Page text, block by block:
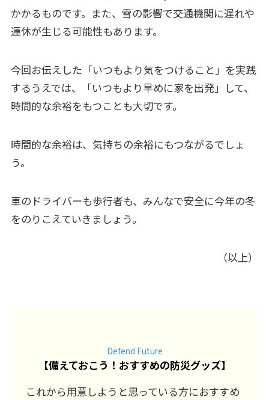
かかるものです。また、雪の影響で交通機関に遅れや
運休が生じる可能性もあります。
今回お伝えした「いつもより気をつけること」を実践
するうえでは、「いつもより早めに家を出発」して、
時間的な余裕をもつことも大切です。
時間的な余裕は、気持ちの余裕にもつながるでしょ
う。
車のドライバーも歩行者も、みんなで安全に今年の冬
をのりこえていきましょう。
（以上）
Defend Future
【備えておこう！おすすめの防災グッズ】
これから用意しようと思っている方におすすめ